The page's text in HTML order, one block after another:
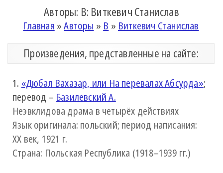
Авторы: В: Виткевич Станислав
Главная »Авторы » В » Виткевич Станислав
Произведения, представленные на сайте:
1. «Дюбал Вахазар, или На перевалах Абсурда»;
перевод – Базилевский А.
Неэвклидова драма в четырёх действиях
Язык оригинала: польский; период написания:
XX век, 1921 г.
Страна: Польская Республика (1918–1939 гг.)